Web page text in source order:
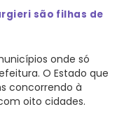
são filhas de
onde só
O Estado que
concorrendo à
oito cidades.